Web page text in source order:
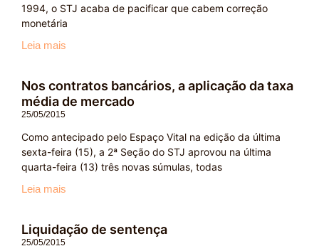
1994, o STJ acaba de pacificar que cabem correção
monetária
Leia mais
Nos contratos bancários, a aplicação da taxa
média de mercado
25/05/2015
Como antecipado pelo Espaço Vital na edição da última
sexta-feira (15), a 2ª Seção do STJ aprovou na última
quarta-feira (13) três novas súmulas, todas
Leia mais
Liquidação de sentença
25/05/2015